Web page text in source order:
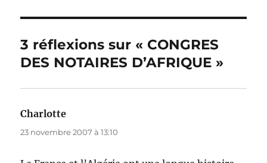
3 réflexions sur « CONGRES
DES NOTAIRES D’AFRIQUE »
Charlotte
23 novembre 2007 à 13:10